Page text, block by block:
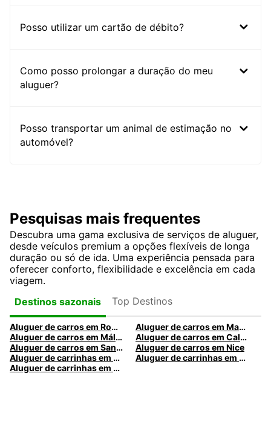
Posso utilizar um cartão de débito?
Como posso prolongar a duração do meu
aluguer?
Posso transportar um animal de estimação no
automóvel?
Pesquisas mais frequentes
Descubra uma gama exclusiva de serviços de aluguer,
desde veículos premium a opções flexíveis de longa
duração ou só de ida. Uma experiência pensada para
oferecer conforto, flexibilidade e excelência em cada
viagem.
Destinos sazonais
Top Destinos
Aluguer de carros em Roma
Aluguer de carros em Madrid
Aluguer de carros em Málaga
Aluguer de carros em Caldas da Rainha
Aluguer de carros em Santa Maria da Feira
Aluguer de carros em Nice
Aluguer de carrinhas em Nice
Aluguer de carrinhas em Santa Maria da Feira
Aluguer de carrinhas em Caldas da Rainha